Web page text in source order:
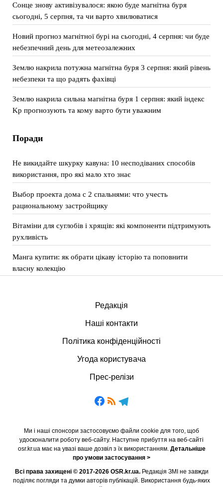
Сонце знову активізувалося: якою буде магнітна буря
сьогодні, 5 серпня, та чи варто хвилюватися
Новий прогноз магнітної бурі на сьогодні, 4 серпня: чи буде
небезпечний день для метеозалежних
Землю накрила потужна магнітна буря 3 серпня: який рівень
небезпеки та що радять фахівці
Землю накрила сильна магнітна буря 1 серпня: який індекс
Kp прогнозують та кому варто бути уважним
Поради
Не викидайте шкурку кавуна: 10 несподіваних способів
використання, про які мало хто знає
Выбор проекта дома с 2 спальнями: что учесть
рациональному застройщику
Вітаміни для суглобів і хрящів: які компоненти підтримують
рухливість
Манга купити: як обрати цікаву історію та поповнити
власну колекцію
Редакція
Наші контакти
Політика конфіденційності
Угода користувача
Прес-релізи
Ми і наші спонсори застосовуємо файли cookie для того, щоб
удосконалити роботу веб-сайту. Наступне прибуття на веб-сайті
osr.kr.ua має на увазі ваше дозвіл з їх використанням. Детальніше
про умови застосування >
Всі права захищені © 2017-2026 OSR.kr.ua.Редакція ЗМІ не завжди
поділяє погляди та думки авторів публікацій. Використання будь-яких